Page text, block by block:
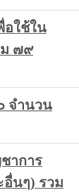
อใช้ใน
ม ๗๙
จำนวน
าการ
อื่นๆ) รวม